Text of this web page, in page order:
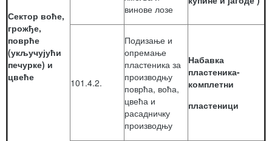
Сектор воће,
грожђе,
поврће
(укључујући
печурке) и
цвеће
винове лозе
101.4.2.
Подизање и
опремање
пластеника за
производњу
поврћа, воћа,
цвећа и
расадничку
производњу
Набавка
пластеника-
комплетни
пластеници